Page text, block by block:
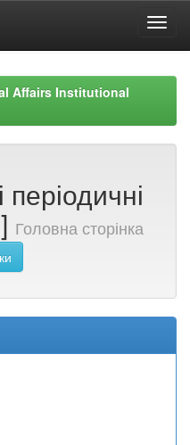
Affairs Institutional
Головна сторінка